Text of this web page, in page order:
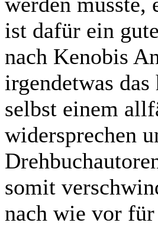
ist dafür ein
nach Kenobis
irgendetwas
selbst einem
widersprechen
somit
nach wie vor